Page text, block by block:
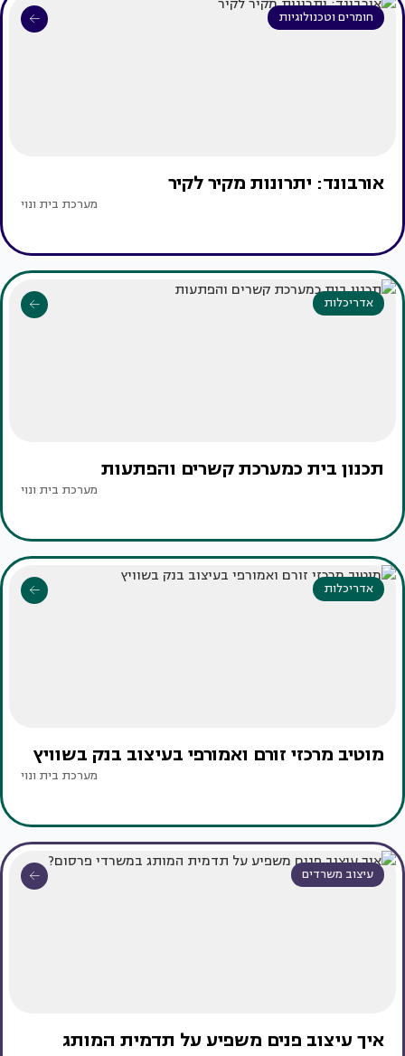
חומרים וטכנולוגיות
אורבונד: יתרונות מקיר לקיר
מערכת בית ונוי
אדריכלות
תכנון בית כמערכת קשרים והפתעות
מערכת בית ונוי
אדריכלות
מוטיב מרכזי זורם ואמורפי בעיצוב בנק בשוויץ
מערכת בית ונוי
עיצוב משרדים
איך עיצוב פנים משפיע על תדמית המותג